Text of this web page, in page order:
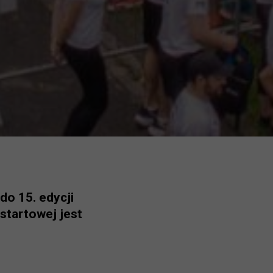
15. edycji
jest